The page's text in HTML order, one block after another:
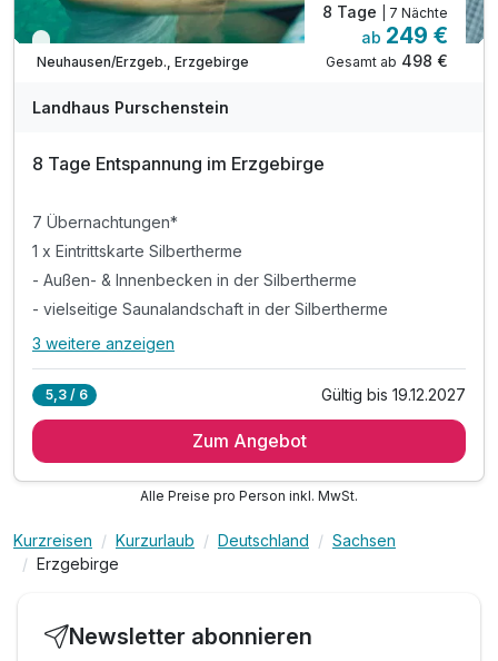
Viele Termine frei
Neuhausen/Erzgeb., Erzgebirge
8 Tage | 7 Nächte
ab 249 €
Gesamt ab 498 €
Landhaus Purschenstein
8 Tage Entspannung im Erzgebirge
7 Übernachtungen*
1 x Eintrittskarte Silbertherme
- Außen- & Innenbecken in der Silbertherme
- vielseitige Saunalandschaft in der Silbertherme
Alle Inklusivleistungen
1 x Eintrittskarte Silbertherme
- vielseitige Saunalandschaft in der Silbertherme
inkl. Parkplatz am Hotel
3 weitere anzeigen
5,3 / 6 Gültig bis 19.12.2027
Zum Angebot
Alle Preise pro Person inkl. MwSt.
Kurzreisen Kurzurlaub Deutschland
Sachsen
Erzgebirge
Newsletter abonnieren